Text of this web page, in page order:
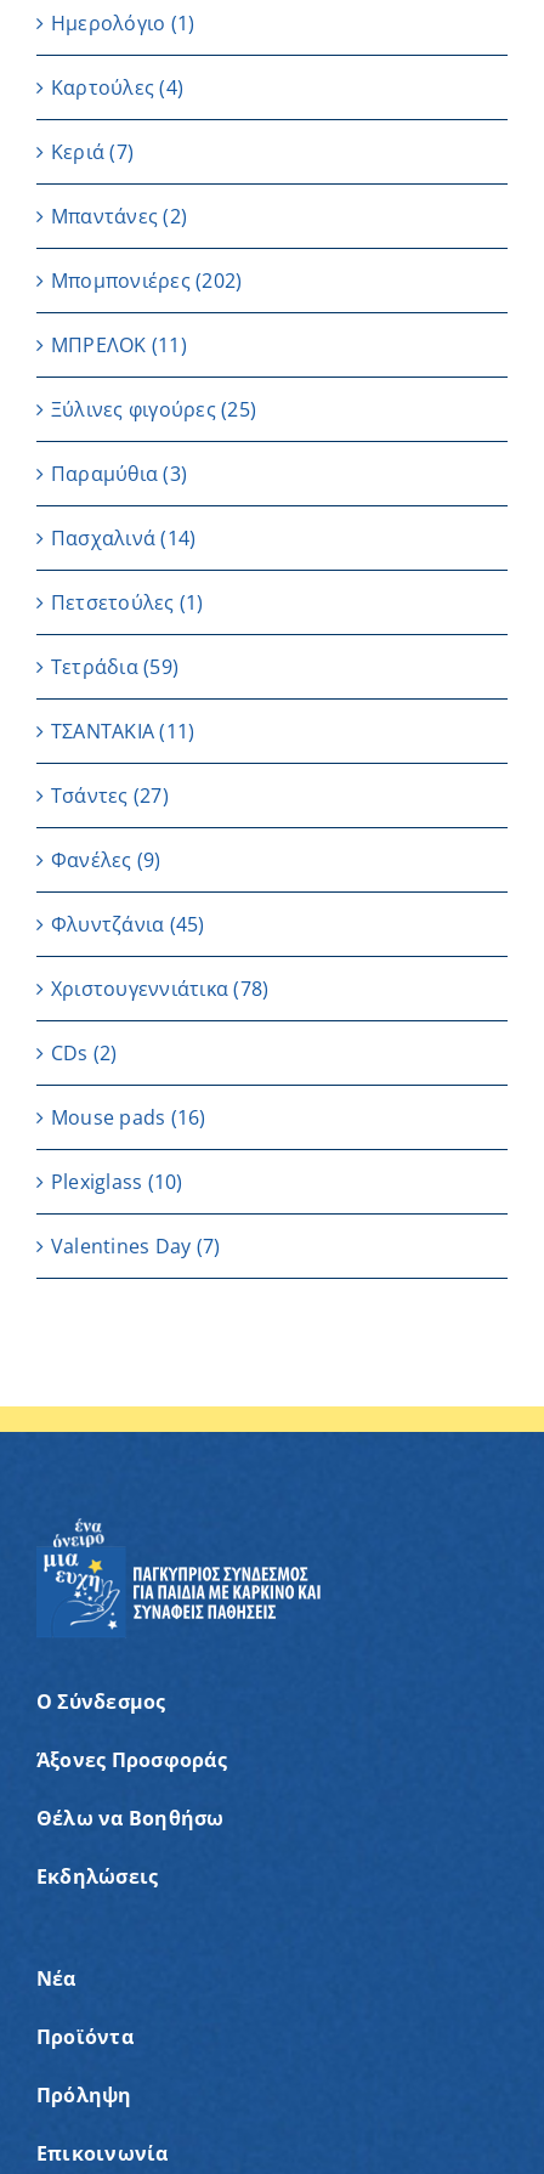
Ημερολόγιο (1)
Καρτούλες (4)
Κεριά (7)
Μπαντάνες (2)
Μπομπονιέρες(202)
ΜΠΡΕΛΟΚ (11)
Ξύλινες φιγούρες(25)
Παραμύθια (3)
Πασχαλινά (14)
Πετσετούλες (1)
Τετράδια(59)
ΤΣΑΝΤΑΚΙΑ (11)
Τσάντες (27)
Φανέλες (9)
Φλυντζάνια (45)
Χριστουγεννιάτικα(78)
CDs (2)
Μouse pads (16)
Plexiglass (10)
Valentines Day (7)
Ο Σύνδεσμος
Άξονες Προσφοράς
Θέλω να Βοηθήσω
Εκδηλώσεις
Νέα
Προϊόντα
Πρόληψη
Επικοινωνία